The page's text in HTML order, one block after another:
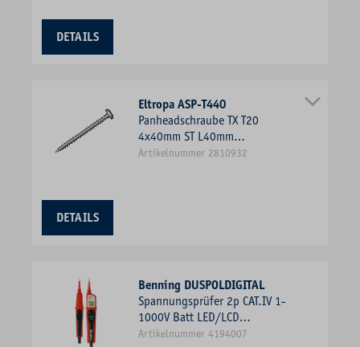
DETAILS
Eltropa ASP-T440
Panheadschraube TX T20
4x40mm ST L40mm
Innensechsrund TX
Artikelnummer 2810932
DETAILS
Benning DUSPOLDIGITAL
Spannungsprüfer 2p CAT.IV 1-
1000V Batt LED/LCD
Drehfeldrichtungsanzeige
Artikelnummer 4194007